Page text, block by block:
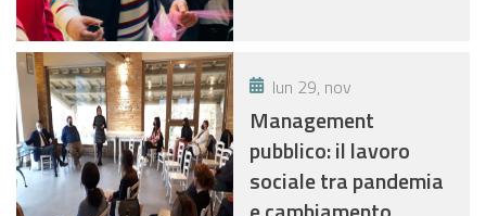
lun 29, nov
Management
pubblico: il lavoro
sociale tra pandemia